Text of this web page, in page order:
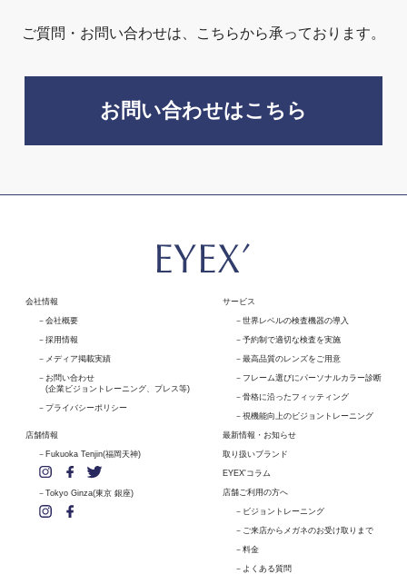
ご質問・お問い合わせは、こちらから承っております。
お問い合わせはこちら
会社情報
会社概要
採用情報
メディア掲載実績
お問い合わせ
(企業ビジョントレーニング、プレス等)
プライバシーポリシー
店舗情報
Fukuoka Tenjin(福岡天神)
Tokyo Ginza(東京 銀座)
サービス
世界レベルの検査機器の導入
予約制で適切な検査を実施
最高品質のレンズをご用意
フレーム選びにパーソナルカラー診断
骨格に沿ったフィッティング
視機能向上のビジョントレーニング
最新情報・お知らせ
取り扱いブランド
EYEX'コラム
店舗ご利用の方へ
ビジョントレーニング
ご来店からメガネのお受け取りまで
料金
よくある質問